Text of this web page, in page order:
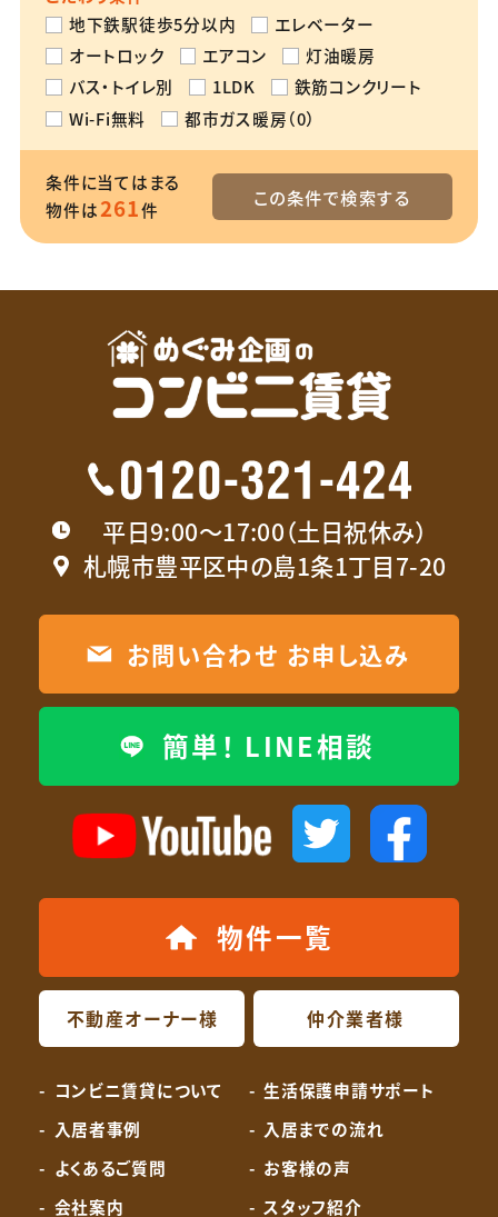
地下鉄駅徒歩5分以内
エレベーター
オートロック
エアコン
灯油暖房
バス・トイレ別
1LDK
鉄筋コンクリート
Wi-Fi無料
都市ガス暖房（0）
条件に当てはまる
物件は261件
この条件で検索する
平日9:00〜17:00（土日祝休み）
札幌市豊平区中の島1条1丁目7-20
お問い合わせ お申し込み
簡単！ LINE相談
物件一覧
不動産オーナー様 仲介業者様
コンビニ賃貸について
生活保護申請サポート
入居者事例
入居までの流れ
よくあるご質問
お客様の声
会社案内
スタッフ紹介